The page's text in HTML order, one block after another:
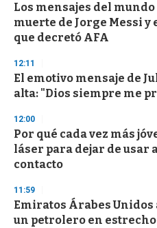
Los mensajes del
muerte de Jorge Messi
que decretó AFA
12:11
El emotivo mensaje de
alta: "Dios siempre me
12:00
Por qué cada vez más
láser para dejar de usar
contacto
11:59
Emiratos Árabes
un petrolero en